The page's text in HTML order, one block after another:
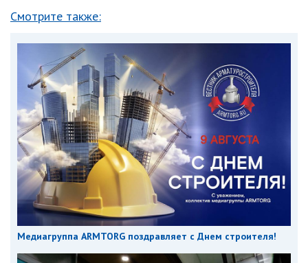
Смотрите также:
Медиагруппа ARMTORG поздравляет с Днем строителя!